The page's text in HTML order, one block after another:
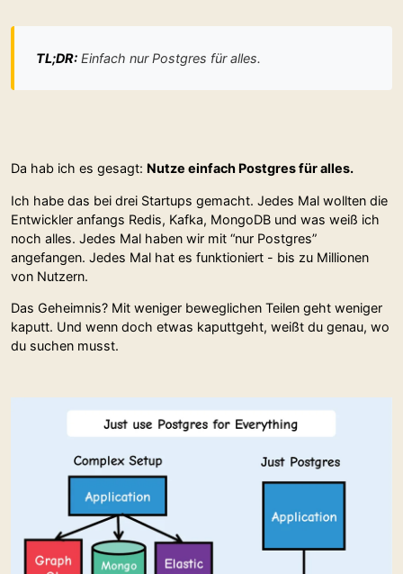
TL;DR: Einfach nur Postgres für alles.
Da hab ich es gesagt: Nutze einfach Postgres für alles.
Ich habe das bei drei Startups gemacht. Jedes Mal wollten die
Entwickler anfangs Redis, Kafka, MongoDB und was weiß ich
noch alles. Jedes Mal haben wir mit “nur Postgres”
angefangen. Jedes Mal hat es funktioniert - bis zu Millionen
von Nutzern.
Das Geheimnis? Mit weniger beweglichen Teilen geht weniger
kaputt. Und wenn doch etwas kaputtgeht, weißt du genau, wo
du suchen musst.